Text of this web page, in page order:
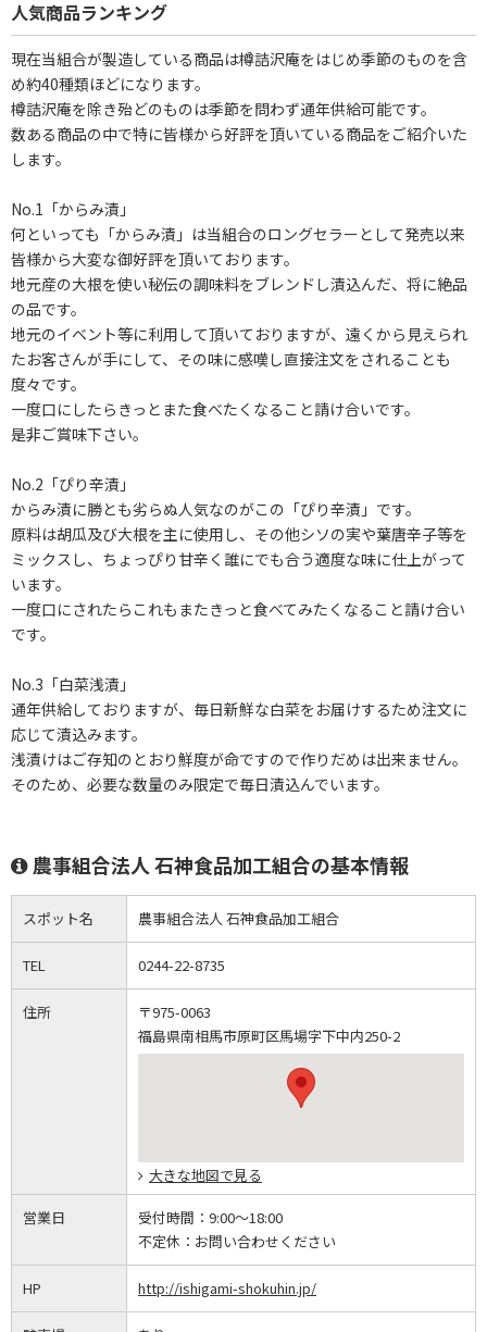
人気商品ランキング
現在当組合が製造している商品は樽詰沢庵をはじめ季節のものを含
め約40種類ほどになります。
樽詰沢庵を除き殆どのものは季節を問わず通年供給可能です。
数ある商品の中で特に皆様から好評を頂いている商品をご紹介いた
します。
No.1「からみ漬」
何といっても「からみ漬」は当組合のロングセラーとして発売以来
皆様から大変な御好評を頂いております。
地元産の大根を使い秘伝の調味料をブレンドし漬込んだ、将に絶品
の品です。
地元のイベント等に利用して頂いておりますが、遠くから見えられ
たお客さんが手にして、その味に感嘆し直接注文をされることも
度々です。
一度口にしたらきっとまた食べたくなること請け合いです。
是非ご賞味下さい。
No.2「ぴり辛漬」
からみ漬に勝とも劣らぬ人気なのがこの「ぴり辛漬」です。
原料は胡瓜及び大根を主に使用し、その他シソの実や葉唐辛子等を
ミックスし、ちょっぴり甘辛く誰にでも合う適度な味に仕上がって
います。
一度口にされたらこれもまたきっと食べてみたくなること請け合い
です。
No.3「白菜浅漬」
通年供給しておりますが、毎日新鮮な白菜をお届けするため注文に
応じて漬込みます。
浅漬けはご存知のとおり鮮度が命ですので作りだめは出来ません。
そのため、必要な数量のみ限定で毎日漬込んでいます。
農事組合法人 石神食品加工組合の基本情報
スポット名 農事組合法人 石神食品加工組合
TEL 0244-22-8735
住所
〒975-0063
福島県南相馬市原町区馬場字下中内250-2
大きな地図で見る
営業日 受付時間： 9:00～18:00
不定休： お問い合わせください
HP http://ishigami-shokuhin.jp/